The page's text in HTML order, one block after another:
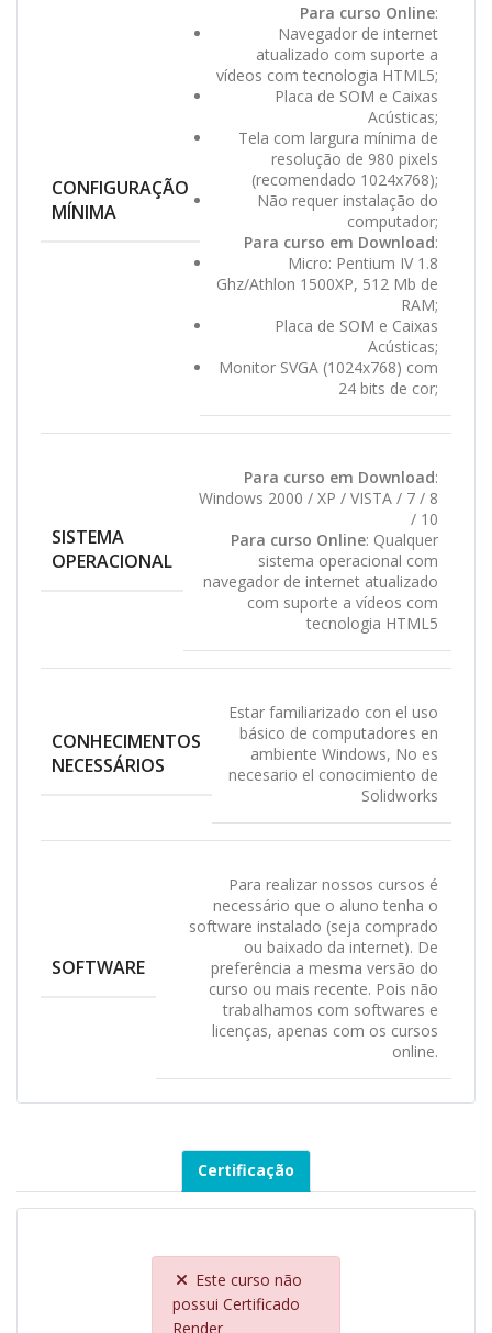
CONFIGURAÇÃO
MÍNIMA
Para curso Online:
Navegador de internet
atualizado com suporte a
vídeos com tecnologia HTML5;
Placa de SOM e Caixas
Acústicas;
Tela com largura mínima de
resolução de 980 pixels
(recomendado 1024x768);
Não requer instalação do
computador;
Para curso em Download:
Micro: Pentium IV 1.8
Ghz/Athlon 1500XP, 512 Mb de
RAM;
Placa de SOM e Caixas
Acústicas;
Monitor SVGA (1024x768) com
24 bits de cor;
SISTEMA
OPERACIONAL
Para curso em Download:
Windows 2000 / XP / VISTA / 7 / 8
/ 10
Para curso Online: Qualquer
sistema operacional com
navegador de internet atualizado
com suporte a vídeos com
tecnologia HTML5
CONHECIMENTOS
NECESSÁRIOS
Estar familiarizado con el uso
básico de computadores en
ambiente Windows, No es
necesario el conocimiento de
Solidworks
SOFTWARE
Para realizar nossos cursos é
necessário que o aluno tenha o
software instalado (seja comprado
ou baixado da internet). De
preferência a mesma versão do
curso ou mais recente. Pois não
trabalhamos com softwares e
licenças, apenas com os cursos
online.
Certificação
Este curso não
possui Certificado
Render